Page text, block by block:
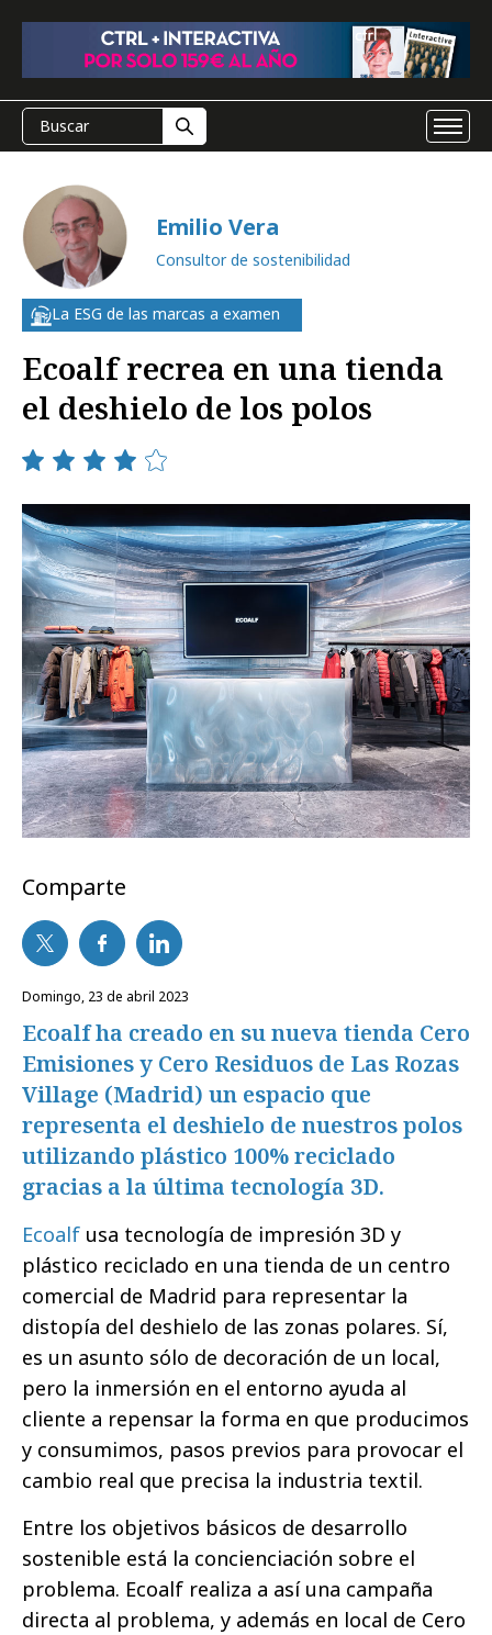
Emilio Vera
Consultor de sostenibilidad
La ESG de las marcas a examen
Ecoalf recrea en una tienda
el deshielo de los polos
Comparte
domingo, 23 de abril 2023
Ecoalf ha creado en su nueva tienda Cero
Emisiones y Cero Residuos de Las Rozas
Village (Madrid) un espacio que
representa el deshielo de nuestros polos
utilizando plástico 100% reciclado
gracias a la última tecnología 3D.
Ecoalf usa tecnología de impresión 3D y
plástico reciclado en una tienda de un centro
comercial de Madrid para representar la
distopía del deshielo de las zonas polares. Sí,
es un asunto sólo de decoración de un local,
pero la inmersión en el entorno ayuda al
cliente a repensar la forma en que producimos
y consumimos, pasos previos para provocar el
cambio real que precisa la industria textil.
Entre los objetivos básicos de desarrollo
sostenible está la concienciación sobre el
problema. Ecoalf realiza a así una campaña
directa al problema, y además en local de Cero